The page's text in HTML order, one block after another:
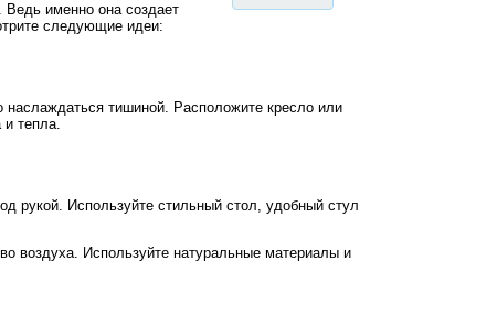
именно она создает
следующие идеи:
наслаждаться тишиной. Расположите кресло или
и тепла.
рукой. Используйте стильный стол, удобный стул
воздуха. Используйте натуральные материалы и